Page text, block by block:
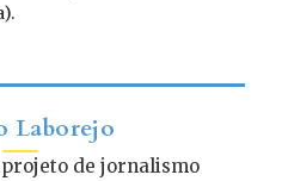
Laborejo
projeto de jornalismo